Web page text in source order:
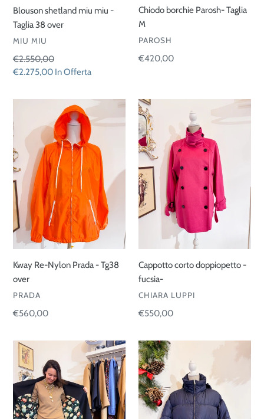
Blouson shetland miu miu -
Taglia 38 over
VENDITORE
MIU MIU
Prezzo
di
€2.550,00
Prezzo
€2.275,00 In Offerta
Chiodo borchie Parosh- Taglia
M
VENDITORE
PAROSH
Prezzo
€420,00
Re-
Nylon
Prada
-
Tg38
over
Kway Re-Nylon Prada - Tg38
over
VENDITORE
PRADA
Prezzo
listino
€560,00
Cappotto
corto
doppiopetto
-
fucsia-
Cappotto corto doppiopetto -
fucsia-
VENDITORE
CHIARA LUPPI
Prezzo
listino
€550,00
Cappotto
sartoriale
oversize
Piumino
Prada
ski
-
Taglia